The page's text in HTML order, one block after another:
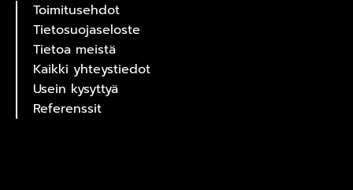
Toimitusehdot
Tietosuojaseloste
Tietoa meistä
Kaikki yhteystiedot
Usein kysyttyä
Referenssit